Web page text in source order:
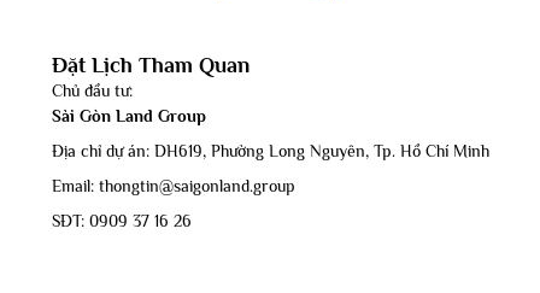
Đặt Lịch Tham Quan
Chủ đầu tư:
Sài Gòn Land Group
Địa chỉ dự án: DH619, Phường Long Nguyên, Tp. Hồ Chí Minh
Email: thongtin@saigonland.group
SĐT: 0909 37 16 26